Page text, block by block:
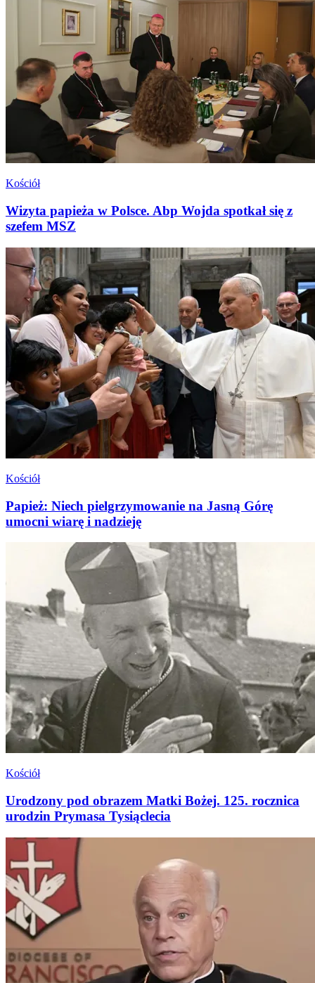
Kościół
Wizyta papieża w Polsce. Abp Wojda spotkał się z
szefem MSZ
Kościół
Papież: Niech pielgrzymowanie na Jasną Górę
umocni wiarę i nadzieję
Kościół
Urodzony pod obrazem Matki Bożej. 125. rocznica
urodzin Prymasa Tysiąclecia